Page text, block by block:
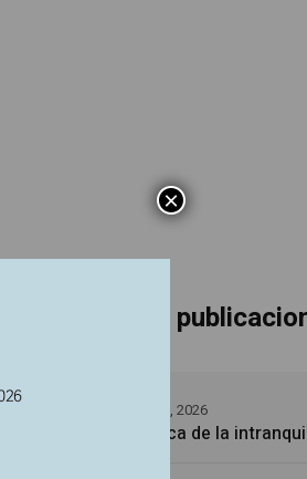
Últimas
La época de la
5 agosto, 2026
×